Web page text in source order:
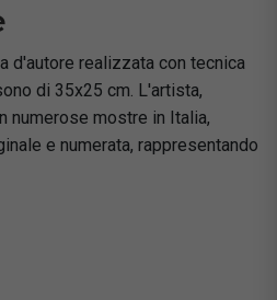
d'autore realizzata con tecnica
di 35x25 cm. L'artista,
numerose mostre in Italia,
e numerata, rappresentando